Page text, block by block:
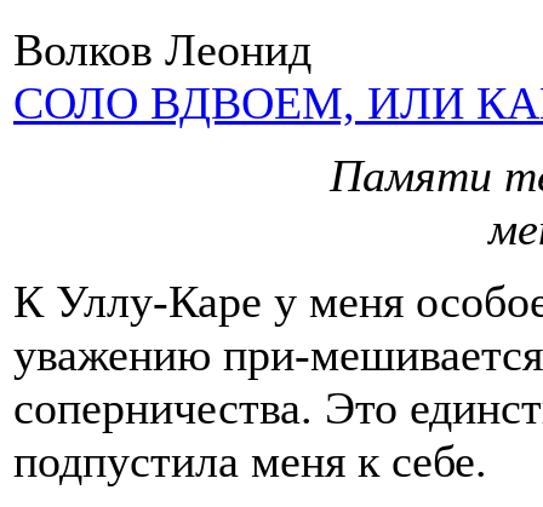
Волков Леонид
СОЛО ВДВОЕМ, ИЛИ
Памяти
К Уллу-Каре у меня
уважению при-
соперничества. Это
подпустила меня к себе.